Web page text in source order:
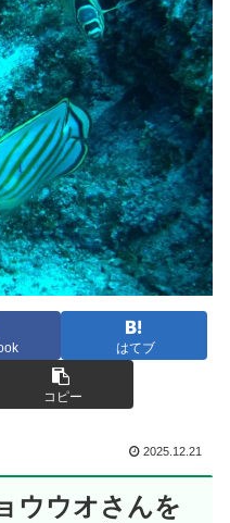
はてブ
コピー
2025.12.21
ウウオさんを